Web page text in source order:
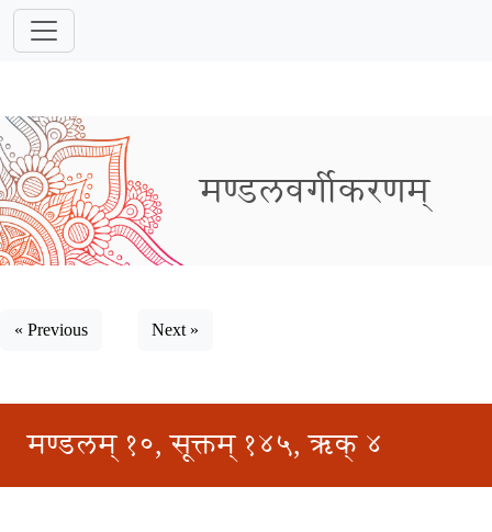
मण्डलवर्गीकरणम्
« Previous Next »
मण्डलम् १०, सूक्तम् १४५, ऋक् ४